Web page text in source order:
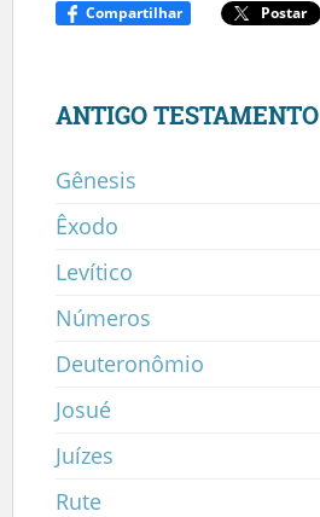
Compartilhar Postar
ANTIGO TESTAMENTO
Gênesis
Êxodo
Levítico
Números
Deuteronômio
Josué
Juízes
Rute